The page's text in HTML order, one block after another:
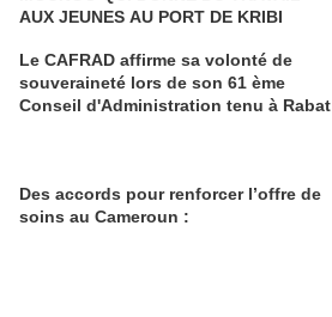
AUX JEUNES AU PORT DE KRIBI
Le CAFRAD affirme sa volonté de
souveraineté lors de son 61 ème
Conseil d'Administration tenu à Rabat
Des accords pour renforcer l’offre de
soins au Cameroun :